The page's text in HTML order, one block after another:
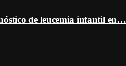
de leucemia infantil en…